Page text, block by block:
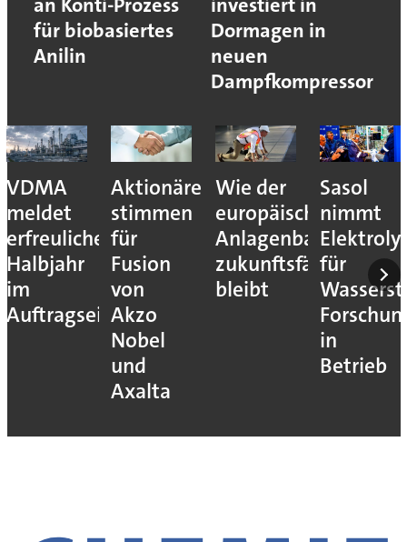
für biobasiertes
Anilin
Dormagen in
neuen
Dampfkompressor
VDMA
meldet
erfreuliches
Halbjahr
im
Auftragseingang
Aktionäre
stimmen
für
Fusion
von
Akzo
Nobel
und
Axalta
Wie der
europäische
Anlagenbau
zukunftsfähig
bleibt
Sasol
nimmt
für
in
Betrieb